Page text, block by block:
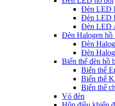
Đèn LED
Đèn LED
Đèn LED
Đèn Halogen hồ
Đèn
Đèn
Biến thế đèn hồ
Biến thế
Biến thế
Biến thế
Vỏ đèn